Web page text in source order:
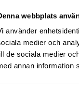
webbplats
använder
medier och
de sociala medier
annan information